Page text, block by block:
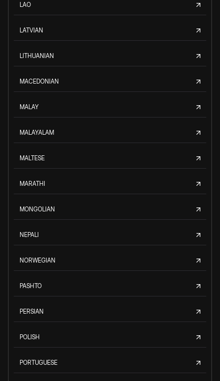
LAO
LATVIAN
LITHUANIAN
MACEDONIAN
MALAY
MALAYALAM
MALTESE
MARATHI
MONGOLIAN
NEPALI
NORWEGIAN
PASHTO
PERSIAN
POLISH
PORTUGUESE